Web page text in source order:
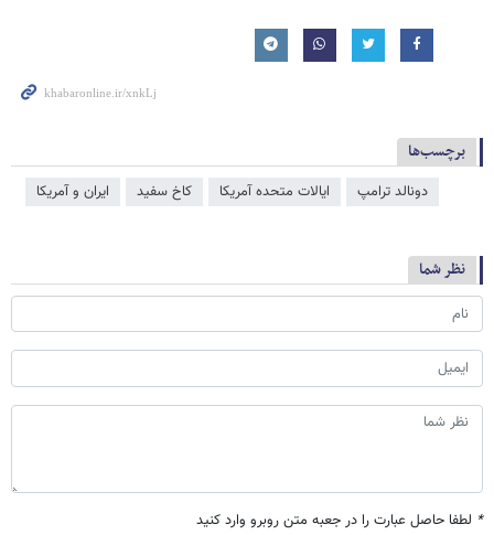
برچسب‌ها
دونالد ترامپ ایالات متحده آمریکا کاخ سفید ایران و آمریکا
نظر شما
* لطفا حاصل عبارت را در جعبه متن روبرو وارد کنید